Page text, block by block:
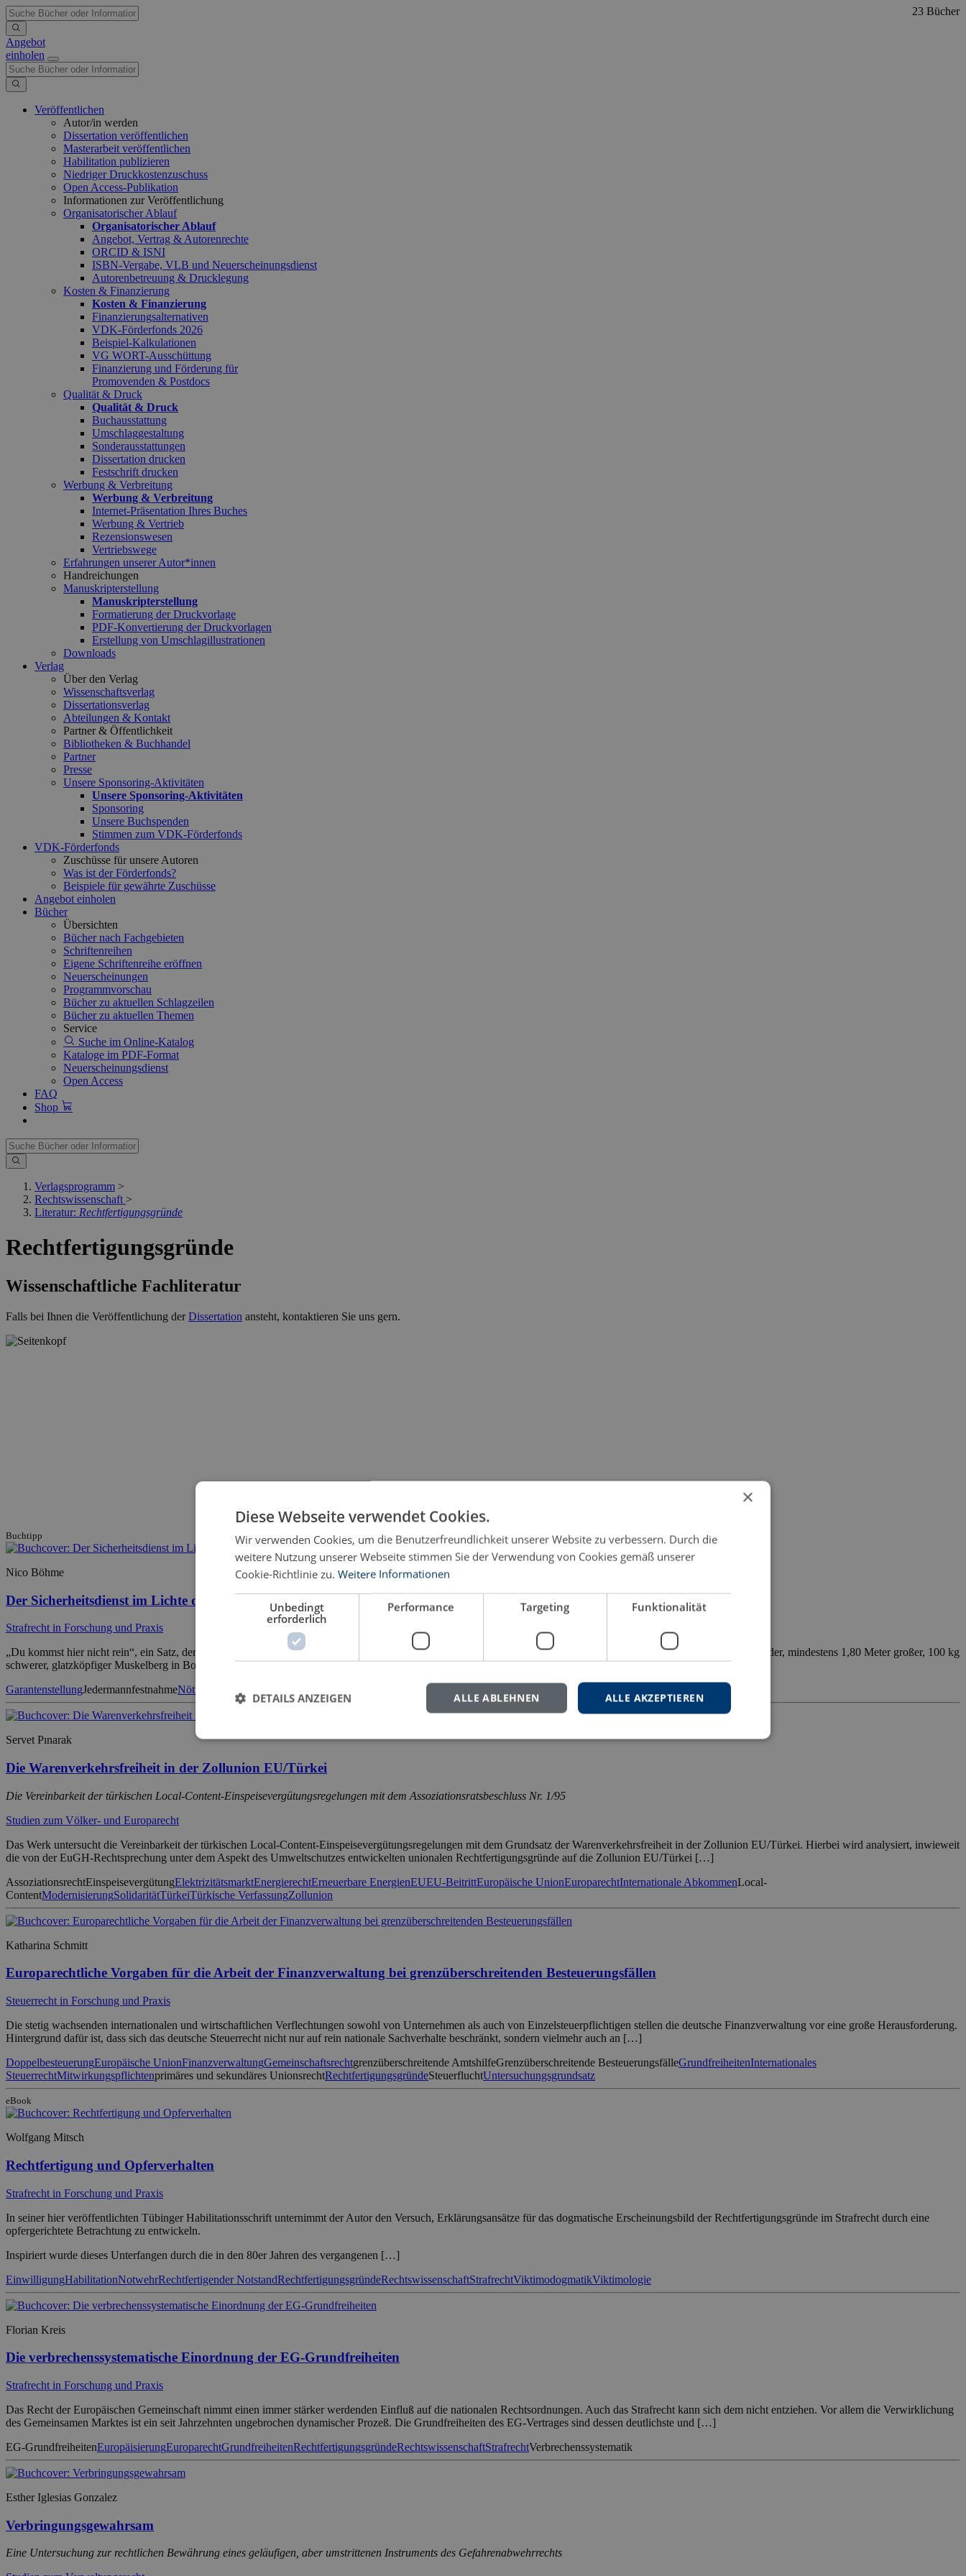
Angebot
einholen
Veröffentlichen
Autor/in werden
Dissertation veröffentlichen
Masterarbeit veröffentlichen
Habilitation publizieren
Niedriger Druckkostenzuschuss
Open Access-Publikation
Informationen zur Veröffentlichung
Organisatorischer Ablauf
Organisatorischer Ablauf
Angebot, Vertrag & Autorenrechte
ORCID & ISNI
ISBN-Vergabe, VLB und Neuerscheinungsdienst
Autorenbetreuung & Drucklegung
Kosten & Finanzierung
Kosten & Finanzierung
Finanzierungsalternativen
VDK-Förderfonds 2026
Beispiel-Kalkulationen
VG WORT-Ausschüttung
Finanzierung und Förderung für
Promovenden & Postdocs
Qualität & Druck
Qualität & Druck
Buchausstattung
Umschlaggestaltung
Sonderausstattungen
Dissertation drucken
Festschrift drucken
Werbung & Verbreitung
Werbung & Verbreitung
Internet-Präsentation Ihres Buches
Werbung & Vertrieb
Rezensionswesen
Vertriebswege
Erfahrungen unserer Autor*innen
Handreichungen
Manuskripterstellung
Manuskripterstellung
Formatierung der Druckvorlage
PDF-Konvertierung der Druckvorlagen
Erstellung von Umschlagillustrationen
Downloads
Verlag
Über den Verlag
Wissenschaftsverlag
Dissertationsverlag
Abteilungen & Kontakt
Partner & Öffentlichkeit
Bibliotheken & Buchhandel
Partner
Presse
Unsere Sponsoring-Aktivitäten
Unsere Sponsoring-Aktivitäten
Sponsoring
Unsere Buchspenden
Stimmen zum VDK-Förderfonds
VDK-Förderfonds
Zuschüsse für unsere Autoren
Was ist der Förderfonds?
Beispiele für gewährte Zuschüsse
Angebot einholen
Bücher
Übersichten
Bücher nach Fachgebieten
Schriftenreihen
Eigene Schriftenreihe eröffnen
Neuerscheinungen
Programmvorschau
Bücher zu aktuellen Schlagzeilen
Bücher zu aktuellen Themen
Service
Suche im Online-Katalog
Kataloge im PDF-Format
Neuerscheinungsdienst
Open Access
FAQ
Shop
Verlagsprogramm >
Rechtswissenschaft >
Literatur: Rechtfertigungsgründe
23 Bücher
Rechtfertigungsgründe
Wissenschaftliche Fachliteratur
Falls bei Ihnen die Veröffentlichung derDissertation ansteht, kontaktieren Sie uns gern.
Buchtipp
Nico Böhme
Der Sicherheitsdienst im Lichte des Strafrechts
Strafrecht in Forschung und Praxis
„Du kommst hier nicht rein“, ein Satz, der in den Köpfen vieler Menschen eine visuelle Assoziation hervorruft. Ein schwarz gekleideter, kalt und humorlos dreinschauender, mindestens 1,80 Meter großer, 100 kg
schwerer, glatzköpfiger Muskelberg in Bomberjacke. Der typische Satz und das typische Bild eines Türstehers, welche als Symbole eine ganze […]
GarantenstellungJedermannfestnahmeNötigung Rechtswissenschaft
Servet Pınarak
Die Warenverkehrsfreiheit in der Zollunion EU/Türkei
Die Vereinbarkeit der türkischen Local-Content-Einspeisevergütungsregelungen mit dem Assoziationsratsbeschluss Nr. 1/95
Studien zum Völker- und Europarecht
Das Werk untersucht die Vereinbarkeit der türkischen Local-Content-Einspeisevergütungsregelungen mit dem Grundsatz der Warenverkehrsfreiheit in der Zollunion EU/Türkei. Hierbei wird analysiert, inwieweit
die von der EuGH-Rechtsprechung unter dem Aspekt des Umweltschutzes entwickelten unionalen Rechtfertigungsgründe auf die Zollunion EU/Türkei […]
AssoziationsrechtEinspeisevergütungElektrizitätsmarktEnergierechtErneuerbare EnergienEUEU-BeitrittEuropäische UnionEuroparechtInternationale AbkommenLocal-
ContentModernisierungSolidaritätTürkeiTürkische VerfassungZollunion
Katharina Schmitt
Europarechtliche Vorgaben für die Arbeit der Finanzverwaltung bei grenzüberschreitenden Besteuerungsfällen
Steuerrecht in Forschung und Praxis
Die stetig wachsenden internationalen und wirtschaftlichen Verflechtungen sowohl von Unternehmen als auch von Einzelsteuerpflichtigen stellen die deutsche Finanzverwaltung vor eine große Herausforderung.
Hintergrund dafür ist, dass sich das deutsche Steuerrecht nicht nur auf rein nationale Sachverhalte beschränkt, sondern vielmehr auch an […]
DoppelbesteuerungEuropäische UnionFinanzverwaltungGemeinschaftsrechtgrenzüberschreitende AmtshilfeGrenzüberschreitende BesteuerungsfälleGrundfreiheitenInternationales
SteuerrechtMitwirkungspflichtenprimäres und sekundäres UnionsrechtRechtfertigungsgründeSteuerfluchtUntersuchungsgrundsatz
eBook
Wolfgang Mitsch
Rechtfertigung und Opferverhalten
Strafrecht in Forschung und Praxis
In seiner hier veröffentlichten Tübinger Habilitationsschrift unternimmt der Autor den Versuch, Erklärungsansätze für das dogmatische Erscheinungsbild der Rechtfertigungsgründe im Strafrecht durch eine
opfergerichtete Betrachtung zu entwickeln.
Inspiriert wurde dieses Unterfangen durch die in den 80er Jahren des vergangenen […]
EinwilligungHabilitationNotwehrRechtfertigender NotstandRechtfertigungsgründeRechtswissenschaftStrafrechtViktimodogmatikViktimologie
Florian Kreis
Die verbrechenssystematische Einordnung der EG-Grundfreiheiten
Strafrecht in Forschung und Praxis
Das Recht der Europäischen Gemeinschaft nimmt einen immer stärker werdenden Einfluß auf die nationalen Rechtsordnungen. Auch das Strafrecht kann sich dem nicht entziehen. Vor allem die Verwirklichung
des Gemeinsamen Marktes ist ein seit Jahrzehnten ungebrochen dynamischer Prozeß. Die Grundfreiheiten des EG-Vertrages sind dessen deutlichste und […]
EG-GrundfreiheitenEuropäisierungEuroparechtGrundfreiheitenRechtfertigungsgründeRechtswissenschaftStrafrechtVerbrechenssystematik
Esther Iglesias Gonzalez
Verbringungsgewahrsam
Eine Untersuchung zur rechtlichen Bewährung eines geläufigen, aber umstrittenen Instruments des Gefahrenabwehrrechts
×
Diese Webseite verwendet Cookies.
Wir verwenden Cookies, um die Benutzerfreundlichkeit unserer Website zu verbessern. Durch die
weitere Nutzung unserer Webseite stimmen Sie der Verwendung von Cookies gemäß unserer
Cookie-Richtlinie zu. Weitere Informationen
Unbedingt
erforderlich
Performance Targeting Funktionalität
ALLE AKZEPTIEREN
ALLE ABLEHNEN
DETAILS ANZEIGEN